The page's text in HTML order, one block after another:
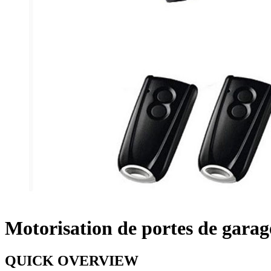
Motorisation de portes de
QUICK OVERVIEW